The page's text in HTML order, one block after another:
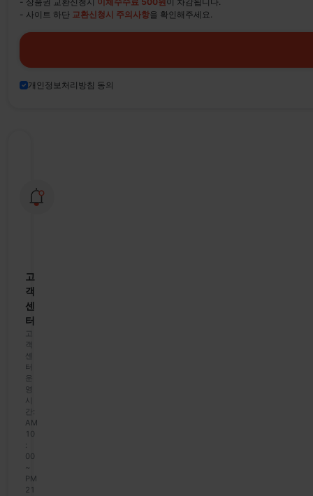
- 사이트 하단 교환신청시 주의사항을 확인해주세요.
개인정보처리방침 동의
고
객
센
터
고
객
센
터
운
영
시
간:
AM
10
:
00
~
PM
21